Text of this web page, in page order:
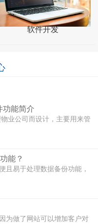
软件开发
功能简介
业公司而设计，主要用来管
能？
且易于处理数据备份功能，
为做了网站可以增加客户对